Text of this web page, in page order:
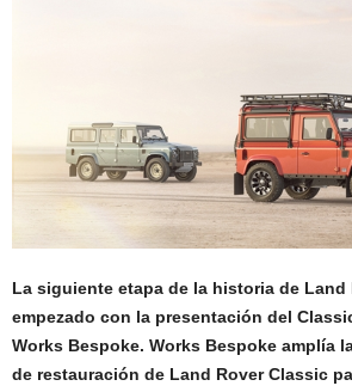
La siguiente etapa de la historia de Land
empezado con la presentación del
Works Bespoke. Works Bespoke amplía
de restauración de Land Rover Classic